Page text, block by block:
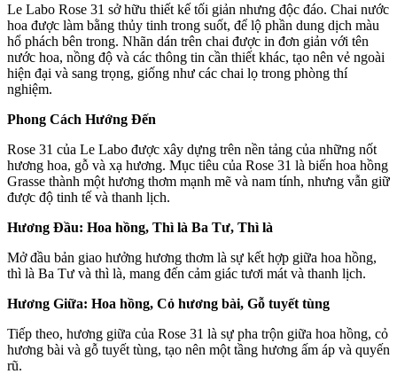
Le Labo Rose 31 sở hữu thiết kế tối giản nhưng độc đáo. Chai nước
hoa được làm bằng thủy tinh trong suốt, để lộ phần dung dịch màu
hổ phách bên trong. Nhãn dán trên chai được in đơn giản với tên
nước hoa, nồng độ và các thông tin cần thiết khác, tạo nên vẻ ngoài
hiện đại và sang trọng, giống như các chai lọ trong phòng thí
nghiệm.
Phong Cách Hướng Đến
Rose 31 của Le Labo được xây dựng trên nền tảng của những nốt
hương hoa, gỗ và xạ hương. Mục tiêu của Rose 31 là biến hoa hồng
Grasse thành một hương thơm mạnh mẽ và nam tính, nhưng vẫn giữ
được độ tinh tế và thanh lịch.
Hương Đầu: Hoa hồng, Thì là Ba Tư, Thì là
Mở đầu bản giao hưởng hương thơm là sự kết hợp giữa hoa hồng,
thì là Ba Tư và thì là, mang đến cảm giác tươi mát và thanh lịch.
Hương Giữa: Hoa hồng, Cỏ hương bài, Gỗ tuyết tùng
Tiếp theo, hương giữa của Rose 31 là sự pha trộn giữa hoa hồng, cỏ
hương bài và gỗ tuyết tùng, tạo nên một tầng hương ấm áp và quyến
rũ.